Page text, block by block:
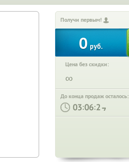
Получи первым!
0 руб.
Цена без скидки:
∞
До конца продаж осталось:
: :